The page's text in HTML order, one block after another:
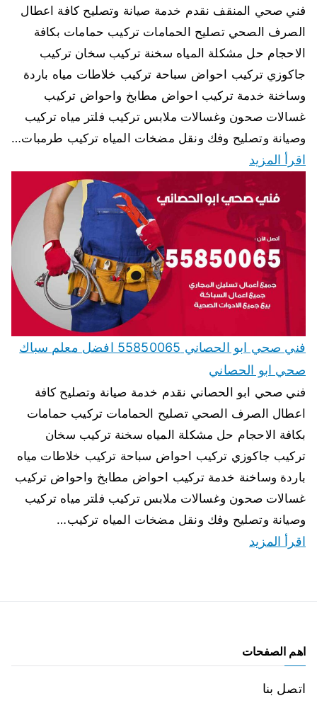
فني صحي المنقف نقدم خدمة صيانة وتصليح كافة اعطال
الصرف الصحي تصليح الحمامات تركيب حمامات بكافة
الاحجام حل مشكلة المياه سخنة تركيب سخان تركيب
جاكوزي تركيب احواض سباحة تركيب خلاطات مياه باردة
وساخنة خدمة تركيب احواض مطابخ واحواض تركيب
غسالات صحون وغسالات ملابس تركيب فلتر مياه تركيب
وصيانة وتصليح وفك ونقل مضخات المياه تركيب طرمبات…
اقرأ المزيد
فني صحي ابو الحصاني 55850065 افضل معلم سباك
صحي ابو الحصاني
فني صحي ابو الحصاني نقدم خدمة صيانة وتصليح كافة
اعطال الصرف الصحي تصليح الحمامات تركيب حمامات
بكافة الاحجام حل مشكلة المياه سخنة تركيب سخان
تركيب جاكوزي تركيب احواض سباحة تركيب خلاطات مياه
باردة وساخنة خدمة تركيب احواض مطابخ واحواض تركيب
غسالات صحون وغسالات ملابس تركيب فلتر مياه تركيب
وصيانة وتصليح وفك ونقل مضخات المياه تركيب…
اقرأ المزيد
اهم الصفحات
اتصل بنا